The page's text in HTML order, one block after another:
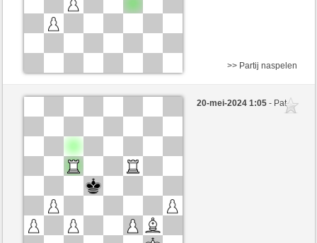
Zwart
Stockfish AI niveau 1
>> Partij naspelen
20-mei-2024 1:05- Pat